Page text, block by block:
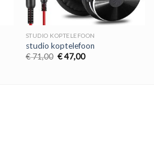
STUDIO KOPTELEFOON
studio koptelefoon
€71,00 Oorspronkelijke
€47,00Huidige